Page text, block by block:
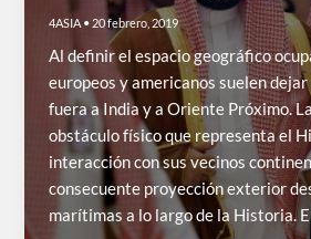
4ASIA • 20 febrero, 2019
Al definir el espacio geográfico
europeos y americanos suelen
fuera a India y a Oriente Próximo.
obstáculo físico que representa el
interacción con sus vecinos
consecuente proyección exterior
marítimas a lo largo de la Historia.